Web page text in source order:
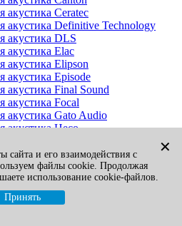
акустика Ceratec
акустика Definitive Technology
акустика DLS
акустика Elac
акустика Elipson
акустика Episode
акустика Final Sound
акустика Focal
акустика Gato Audio
акустика Heco
акустика KEF
акустика Klipsch
акустика Legacy
акустика M&K Sound
акустика Martin Logan
✕
сайта и его взаимодействия с
файлы cookie. Продолжая
использование cookie-файлов.
Принять